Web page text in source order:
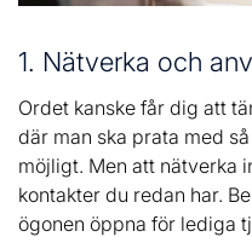
1. Nätverka och
Ordet kanske får dig att
där man ska prata med
möjligt. Men att nätverka
kontakter du redan har.
ögonen öppna för lediga